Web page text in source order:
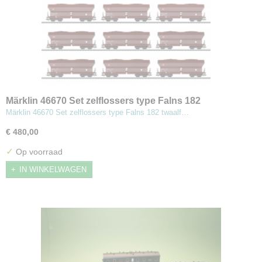
Märklin 46670 Set zelflossers type Falns 182
Märklin 46670 Set zelflossers type Falns 182 twaalf…
€ 480,00
✓ Op voorraad
IN WINKELWAGEN